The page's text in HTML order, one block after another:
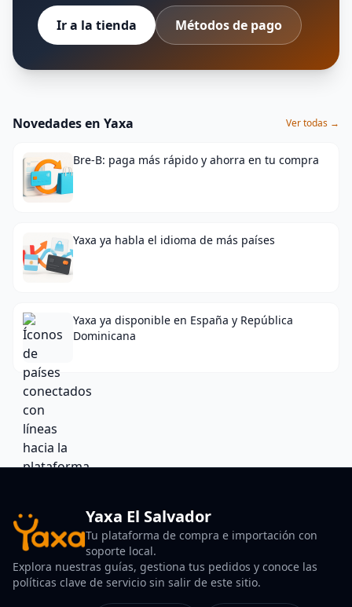
Ir a la tienda Métodos de pago
Novedades en Yaxa Ver todas →
Bre-B: paga más rápido y ahorra en tu compra
Yaxa ya habla el idioma de más países
Yaxa ya disponible en España y República
Dominicana
Yaxa El Salvador
Tu plataforma de compra e importación con
soporte local.
Explora nuestras guías, gestiona tus pedidos y conoce las
políticas clave de servicio sin salir de este sitio.